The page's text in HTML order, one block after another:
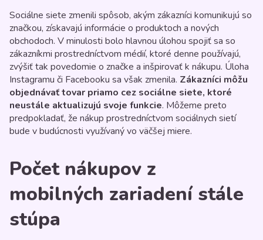
Sociálne siete zmenili spôsob, akým zákazníci komunikujú so
značkou, získavajú informácie o produktoch a nových
obchodoch. V minulosti bolo hlavnou úlohou spojiť sa so
zákazníkmi prostredníctvom médií, ktoré denne používajú,
zvýšiť tak povedomie o značke a inšpirovať k nákupu. Úloha
Instagramu či Facebooku sa však zmenila. Zákazníci môžu
objednávať tovar priamo cez sociálne siete, ktoré
neustále aktualizujú svoje funkcie. Môžeme preto
predpokladať, že nákup prostredníctvom sociálnych sietí
bude v budúcnosti využívaný vo väčšej miere.
Počet nákupov z
mobilných zariadení stále
stúpa